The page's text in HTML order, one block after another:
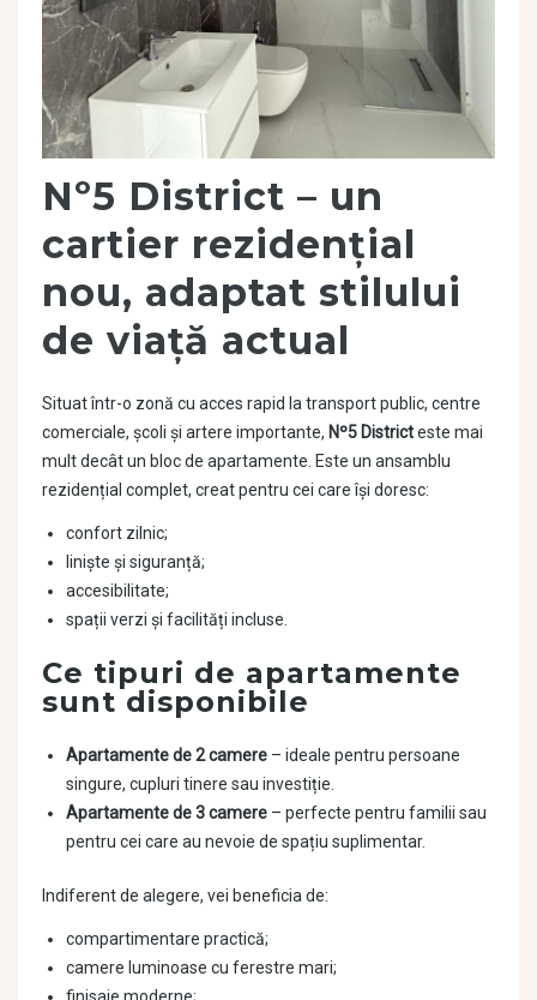
Nº5 District – un
cartier rezidențial
nou, adaptat stilului
de viață actual
Situat într-o zonă cu acces rapid la transport public, centre
comerciale, școli și artere importante, Nº5 Districteste mai
mult decât un bloc de apartamente. Este un ansamblu
rezidențial complet, creat pentru cei care își doresc:
confort zilnic;
liniște și siguranță;
accesibilitate;
spații verzi și facilități incluse.
Ce tipuri de apartamente
sunt disponibile
Apartamente de 2 camere – ideale pentru persoane
singure, cupluri tinere sau investiție.
Apartamente de 3 camere – perfecte pentru familii sau
pentru cei care au nevoie de spațiu suplimentar.
Indiferent de alegere, vei beneficia de:
compartimentare practică;
camere luminoase cu ferestre mari;